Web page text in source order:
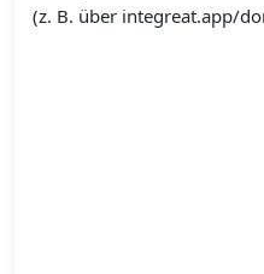
(z. B. über integreat.app/